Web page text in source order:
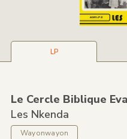
LP
Le Cercle Biblique
Les Nkenda
Wayonwayon